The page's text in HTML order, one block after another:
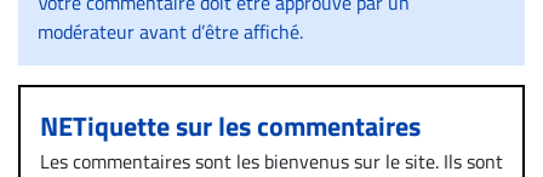
modérateur avant d’être affiché.
NETiquette sur les commentaires
Les commentaires sont les bienvenus sur le site. Ils sont